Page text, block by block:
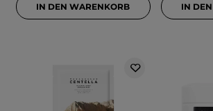
IN DEN WARENKORB IN